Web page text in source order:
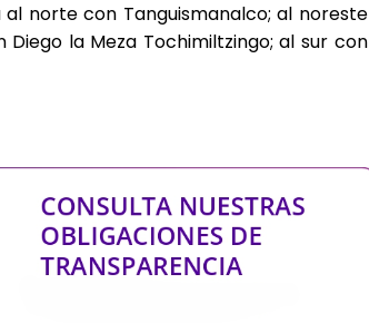
norte con Tanguismanalco; al noreste
la Meza Tochimiltzingo; al sur con